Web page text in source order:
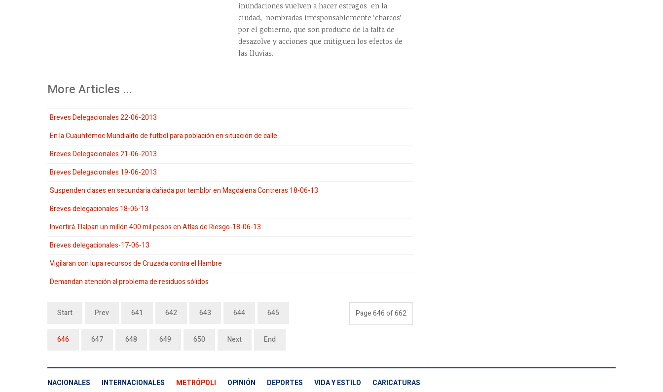
inundaciones vuelven a hacer estragos en la
ciudad, nombradas irresponsablemente ‘charcos’
por el gobierno, que son producto de la falta de
desazolve y acciones que mitiguen los efectos de
las lluvias.
More Articles ...
Breves Delegacionales 22-06-2013
En la Cuauhtémoc Mundialito de futbol para población en situación de calle
Breves Delegacionales 21-06-2013
Breves Delegacionales 19-06-2013
Suspenden clases en secundaria dañada por temblor en Magdalena Contreras 18-06-13
Breves delegacionales 18-06-13
Invertirá Tlalpan un millón 400 mil pesos en Atlas de Riesgo-18-06-13
Breves delegacionales-17-06-13
Vigilaran con lupa recursos de Cruzada contra el Hambre
Demandan atención al problema de residuos sólidos
Page 646 of 662
Start Prev 641 642 643 644 645
646 647 648 649 650 Next End
NACIONALES INTERNACIONALES METRÓPOLI OPINIÓN DEPORTES VIDA Y ESTILO CARICATURAS